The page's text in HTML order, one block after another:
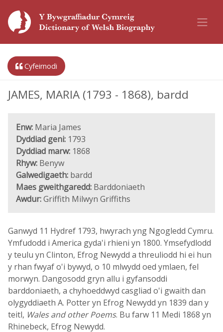
Cyfeirnodi
JAMES, MARIA (1793 - 1868), bardd
Enw: Maria James
Dyddiad geni: 1793
Dyddiad marw: 1868
Rhyw: Benyw
Galwedigaeth: bardd
Maes gweithgaredd: Barddoniaeth
Awdur:Griffith Milwyn Griffiths
Ganwyd 11 Hydref 1793, hwyrach yng Ngogledd Cymru.
Ymfudodd i America gyda'i rhieni yn 1800. Ymsefydlodd
y teulu yn Clinton, Efrog Newydd a threuliodd hi ei hun
y rhan fwyaf o'i bywyd, o 10 mlwydd oed ymlaen, fel
morwyn. Dangosodd gryn allu i gyfansoddi
barddoniaeth, a chyhoeddwyd casgliad o'i gwaith dan
olygyddiaeth A. Potter yn Efrog Newydd yn 1839 dan y
teitl, Wales and other Poems. Bu farw 11 Medi 1868 yn
Rhinebeck, Efrog Newydd.